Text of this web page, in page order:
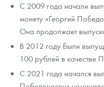
С 2009 года начали
монету «Георгий
Она продолжает
В 2012 году были
100 рублей в качестве
С 2021 года начался